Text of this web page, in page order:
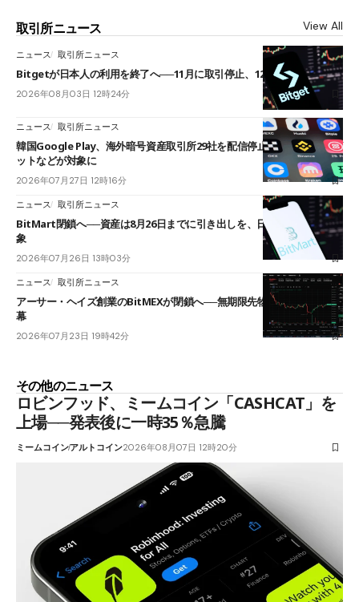
取引所ニュース View All
ニュース 取引所ニュース
Bitgetが日本人の利用を終了へ──11月に取引停止、12月末に強制決済
2026年08月03日 12時24分
ニュース 取引所ニュース
韓国Google Play、海外暗号資産取引所29社を配信停止──OKXやバイビ
ットなどが対象に
2026年07月27日 12時16分
ニュース 取引所ニュース
BitMart閉鎖へ──資産は8月26日までに引き出しを、日本人利用者も対
象
2026年07月26日 13時03分
ニュース 取引所ニュース
アーサー・ヘイズ創業のBitMEXが閉鎖へ──無期限先物を生んだ11年に
幕
2026年07月23日 19時42分
その他のニュース
ロビンフッド、ミームコイン「CASHCAT」を
上場──発表後に一時35％急騰
ミームコインアルトコイン2026年08月07日 12時20分